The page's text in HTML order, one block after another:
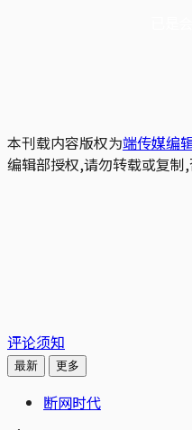
本刊载内容版权为端传媒编
编辑部授权,请勿转载或复制,
评论须知
最新 更多
断网时代